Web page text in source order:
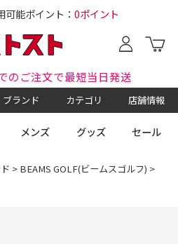
能ポイント： 0ポイント
のご注文で最短当日発送
ブランド カテゴリ 店舗情報
メンズ グッズ セール
> BEAMS GOLF(ビームスゴルフ) >